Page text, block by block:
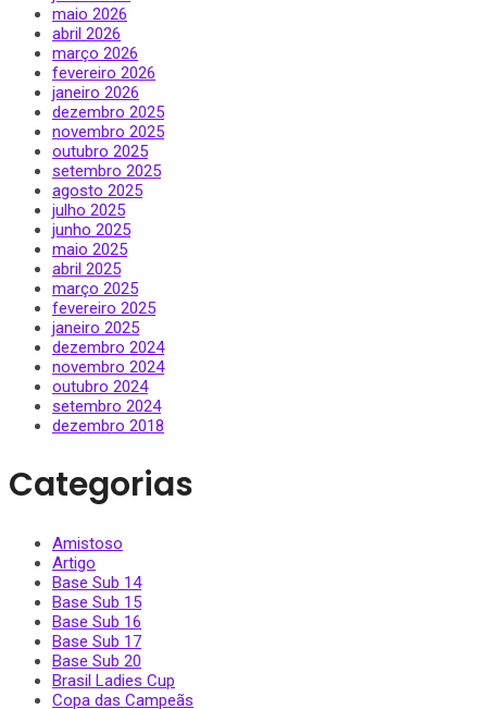
maio 2026
abril 2026
março 2026
fevereiro 2026
janeiro 2026
dezembro 2025
novembro 2025
outubro 2025
setembro 2025
agosto 2025
julho 2025
junho 2025
maio 2025
abril 2025
março 2025
fevereiro 2025
janeiro 2025
dezembro 2024
novembro 2024
outubro 2024
setembro 2024
dezembro 2018
Categorias
Amistoso
Artigo
Base Sub 14
Base Sub 15
Base Sub 16
Base Sub 17
Base Sub 20
Brasil Ladies Cup
Copa das Campeãs